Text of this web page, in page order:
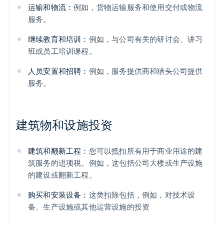
运输和物流：例如，货物运输服务和使用交付或物流
服务。
继续教育和培训： 例如，与公司有关的研讨会、讲习
班或员工培训课程。
人员安置和招聘： 例如，服务提供商和猎头公司提供
服务。
建筑物和设施投资
建筑和翻新工程： 您可以抵扣所有用于商业用途的建
筑服务的进项税。例如，这包括公司大楼或生产设施
的建设或翻新工程。
购买和安装设备： 这类扣除包括，例如，对技术设
备、生产设施或其他运营设施的投资